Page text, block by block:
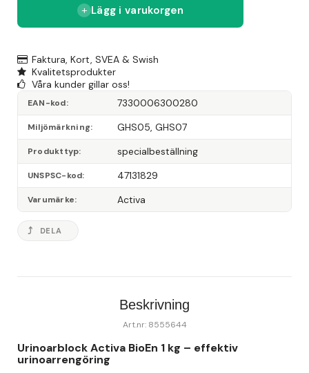
Lägg i varukorgen
Faktura, Kort, SVEA & Swish
Kvalitetsprodukter
Våra kunder gillar oss!
EAN-kod 7330006300280
Miljömärkning GHS05, GHS07
Produkttyp specialbeställning
UNSPSC-kod 47131829
Varumärke Activa
DELA
Beskrivning
Art.nr: 8555644
Urinoarblock Activa BioEn 1 kg – effektiv
urinoarrengöring